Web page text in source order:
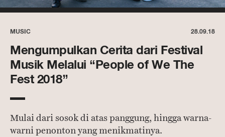
MUSIC 28.09.18
Mengumpulkan Cerita dari Festival
Musik Melalui “People of We The
Fest 2018”
Mulai dari sosok di atas panggung, hingga warna-
warni penonton yang menikmatinya.